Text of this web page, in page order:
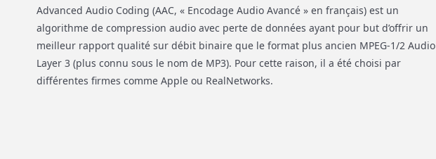
Advanced Audio Coding (AAC, « Encodage Audio Avancé » en français) est un
algorithme de compression audio avec perte de données ayant pour but d’offrir un
meilleur rapport qualité sur débit binaire que le format plus ancien MPEG-1/2 Audio
Layer 3 (plus connu sous le nom de MP3). Pour cette raison, il a été choisi par
différentes firmes comme Apple ou RealNetworks.